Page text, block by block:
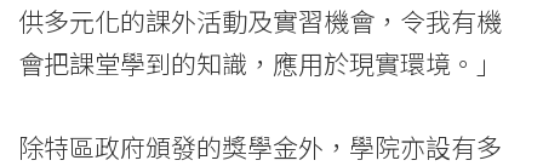
供多元化的課外活動及實習機會，令我有機
會把課堂學到的知識，應用於現實環境。」
除特區政府頒發的獎學金外，學院亦設有多